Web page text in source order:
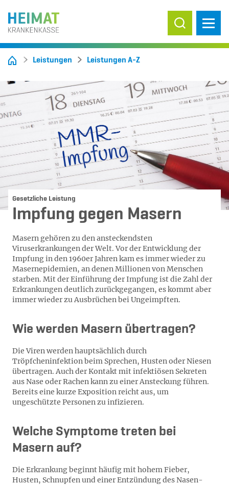
Suche ein-/
Leistungen Leistungen A-Z
Gesetzliche Leistung
Impfung gegen Masern
Masern gehören zu den ansteckendsten
Viruserkrankungen der Welt. Vor der Entwicklung der
Impfung in den 1960er Jahren kam es immer wieder zu
Masernepidemien, an denen Millionen von Menschen
starben. Mit der Einführung der Impfung ist die Zahl der
Erkrankungen deutlich zurückgegangen, es kommt aber
immer wieder zu Ausbrüchen bei Ungeimpften.
Wie werden Masern übertragen?
Die Viren werden hauptsächlich durch
Tröpfcheninfektion beim Sprechen, Husten oder Niesen
übertragen. Auch der Kontakt mit infektiösen Sekreten
aus Nase oder Rachen kann zu einer Ansteckung führen.
Bereits eine kurze Exposition reicht aus, um
ungeschützte Personen zu infizieren.
Welche Symptome treten bei
Masern auf?
Die Erkrankung beginnt häufig mit hohem Fieber,
Husten, Schnupfen und einer Entzündung des Nasen-